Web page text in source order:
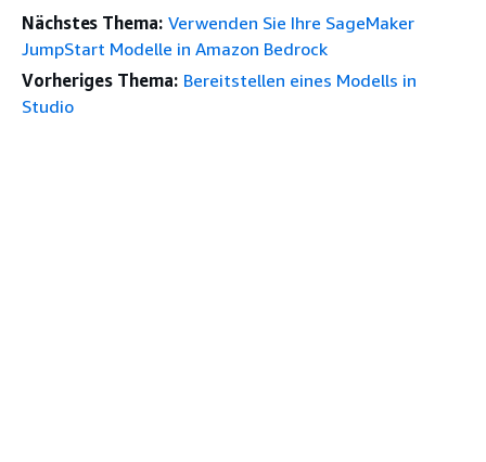
Nächstes Thema: Verwenden Sie Ihre SageMaker
JumpStart Modelle in Amazon Bedrock
Vorheriges Thema: Bereitstellen eines Modells in
Studio